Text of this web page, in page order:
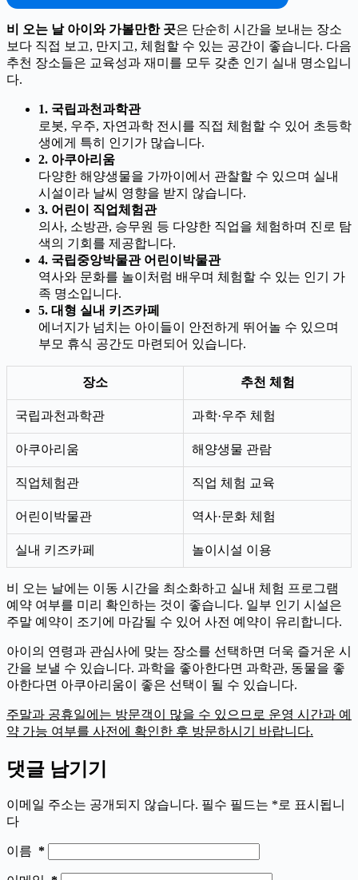
비 오는 날 아이와 가볼만한 곳은 단순히 시간을 보내는 장소
보다 직접 보고, 만지고, 체험할 수 있는 공간이 좋습니다. 다음
추천 장소들은 교육성과 재미를 모두 갖춘 인기 실내 명소입니
다.
1. 국립과천과학관
로봇, 우주, 자연과학 전시를 직접 체험할 수 있어 초등학
생에게 특히 인기가 많습니다.
2. 아쿠아리움
다양한 해양생물을 가까이에서 관찰할 수 있으며 실내
시설이라 날씨 영향을 받지 않습니다.
3. 어린이 직업체험관
의사, 소방관, 승무원 등 다양한 직업을 체험하며 진로 탐
색의 기회를 제공합니다.
4. 국립중앙박물관 어린이박물관
역사와 문화를 놀이처럼 배우며 체험할 수 있는 인기 가
족 명소입니다.
5. 대형 실내 키즈카페
에너지가 넘치는 아이들이 안전하게 뛰어놀 수 있으며
부모 휴식 공간도 마련되어 있습니다.
장소 추천 체험
국립과천과학관 과학·우주 체험
아쿠아리움 해양생물 관람
직업체험관 직업 체험 교육
어린이박물관 역사·문화 체험
실내 키즈카페 놀이시설 이용
비 오는 날에는 이동 시간을 최소화하고 실내 체험 프로그램
예약 여부를 미리 확인하는 것이 좋습니다. 일부 인기 시설은
주말 예약이 조기에 마감될 수 있어 사전 예약이 유리합니다.
아이의 연령과 관심사에 맞는 장소를 선택하면 더욱 즐거운 시
간을 보낼 수 있습니다. 과학을 좋아한다면 과학관, 동물을 좋
아한다면 아쿠아리움이 좋은 선택이 될 수 있습니다.
주말과 공휴일에는 방문객이 많을 수 있으므로 운영 시간과 예
약 가능 여부를 사전에 확인한 후 방문하시기 바랍니다.
댓글 남기기
이메일 주소는 공개되지 않습니다. 필수 필드는 *로 표시됩니
다
이름 *